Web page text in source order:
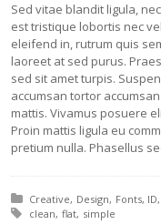
Sed vitae blandit ligula,
est tristique lobortis nec
eleifend in, rutrum quis
laoreet at sed purus.
sed sit amet turpis.
accumsan tortor
mattis. Vivamus posuere
Proin mattis ligula eu
pretium nulla. Phasellus
Posted in:
Creative Design Fonts ID
Tagged with:
clean flat simple